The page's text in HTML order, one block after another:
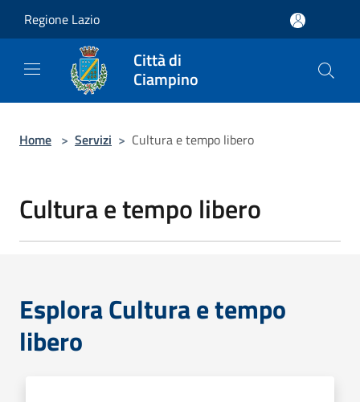
Regione Lazio
Città di
Ciampino
Home > Servizi > Cultura e tempo libero
Cultura e tempo libero
Esplora Cultura e tempo
libero